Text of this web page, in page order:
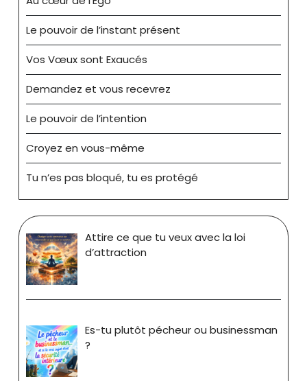
Le pouvoir de l’instant présent
Vos Vœux sont Exaucés
Demandez et vous recevrez
Le pouvoir de l’intention
Croyez en vous-même
Tu n’es pas bloqué, tu es protégé
Attire ce que tu veux avec la loi
d’attraction
Es-tu plutôt pécheur ou businessman
?